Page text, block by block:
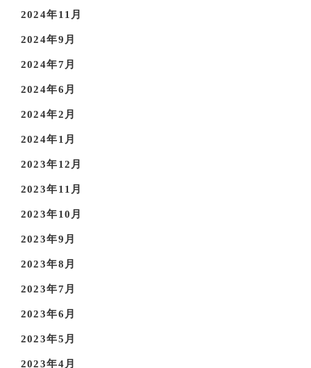
2024年11月
2024年9月
2024年7月
2024年6月
2024年2月
2024年1月
2023年12月
2023年11月
2023年10月
2023年9月
2023年8月
2023年7月
2023年6月
2023年5月
2023年4月